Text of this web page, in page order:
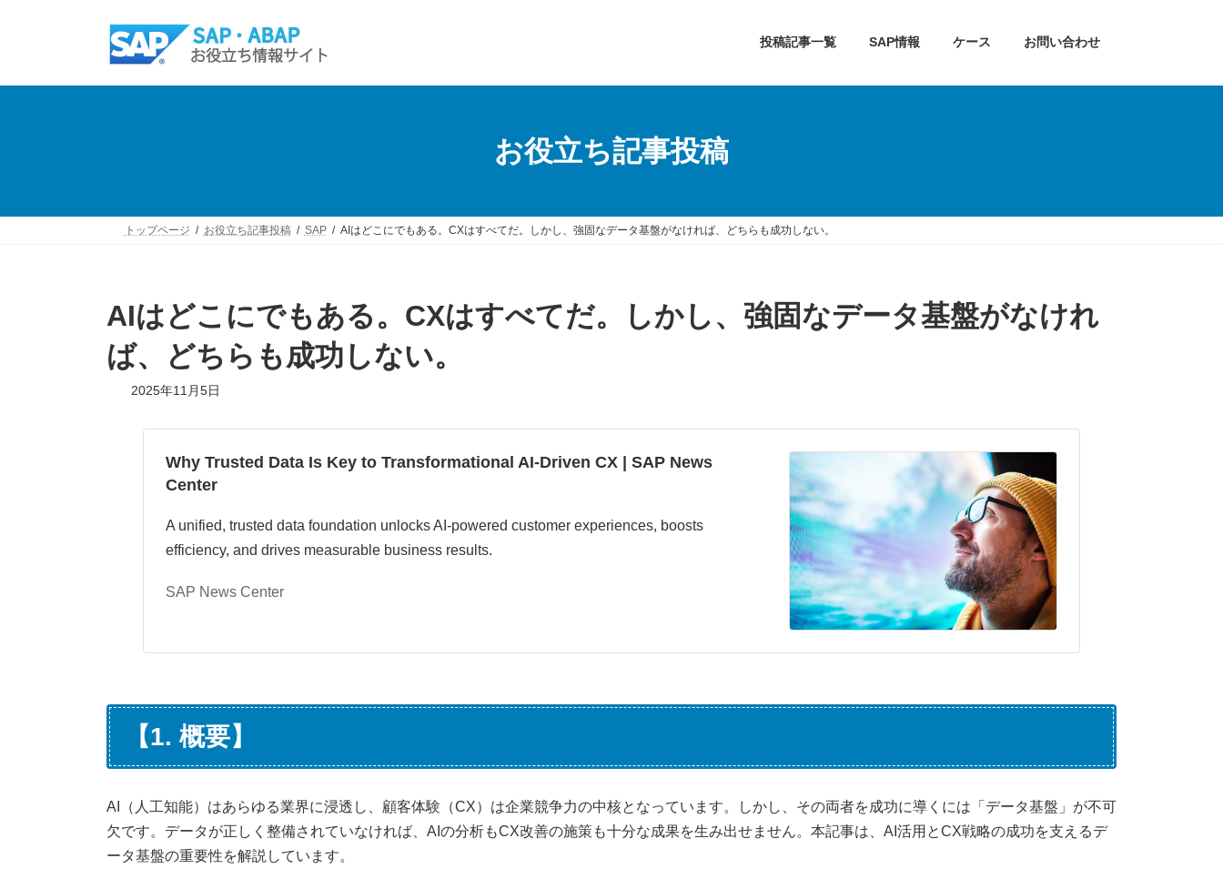
ツ
シ
投稿記事一覧 SAP情報 ケース お問い合わせ
お役立ち記事投稿
トップページ お役立ち記事投稿 SAP AIはどこにでもある。CXはすべてだ。しかし、強固なデータ基盤がなければ、どちらも成功しない。
AIはどこにでもある。CXはすべてだ。しかし、強固なデータ基盤がなけれ
ば、どちらも成功しない。
最
2025年11月5日
Why Trusted Data Is Key to Transformational AI-Driven CX | SAP News
Center
A unified, trusted data foundation unlocks AI-powered customer experiences, boosts
efficiency, and drives measurable business results.
SAP News Center
【1. 概要】
AI（人工知能）はあらゆる業界に浸透し、顧客体験（CX）は企業競争力の中核となっています。しかし、その両者を成功に導くには「データ基盤」が不可
欠です。データが正しく整備されていなければ、AIの分析もCX改善の施策も十分な成果を生み出せません。本記事は、AI活用とCX戦略の成功を支えるデ
ータ基盤の重要性を解説しています。